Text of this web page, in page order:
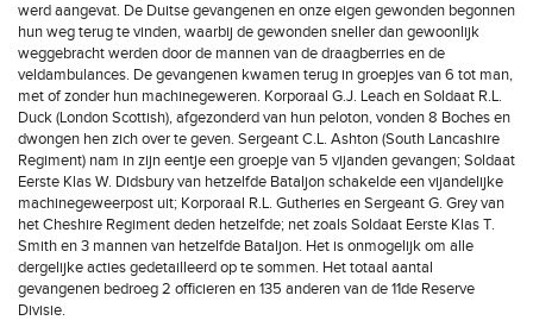
werd aangevat. De Duitse gevangenen en onze eigen gewonden begonnen
hun weg terug te vinden, waarbij de gewonden sneller dan gewoonlijk
weggebracht werden door de mannen van de draagberries en de
veldambulances. De gevangenen kwamen terug in groepjes van 6 tot man,
met of zonder hun machinegeweren. Korporaal G.J. Leach en Soldaat R.L.
Duck (London Scottish), afgezonderd van hun peloton, vonden 8 Boches en
dwongen hen zich over te geven. Sergeant C.L. Ashton (South Lancashire
Regiment) nam in zijn eentje een groepje van 5 vijanden gevangen; Soldaat
Eerste Klas W. Didsbury van hetzelfde Bataljon schakelde een vijandelijke
machinegeweerpost uit; Korporaal R.L. Gutheries en Sergeant G. Grey van
het Cheshire Regiment deden hetzelfde; net zoals Soldaat Eerste Klas T.
Smith en 3 mannen van hetzelfde Bataljon. Het is onmogelijk om alle
dergelijke acties gedetailleerd op te sommen. Het totaal aantal
gevangenen bedroeg 2 officieren en 135 anderen van de 11de Reserve
Divisie.